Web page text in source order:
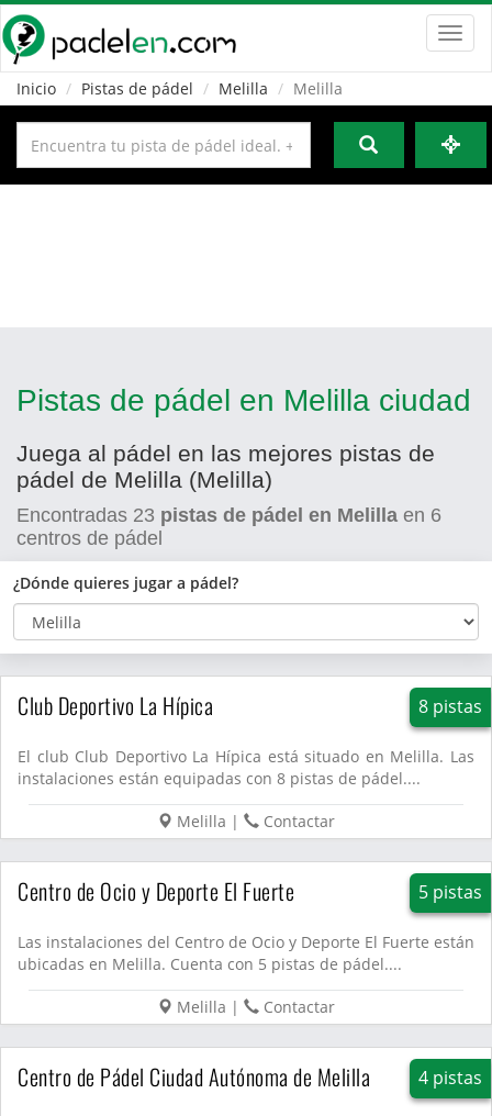
Inicio
Pistas de pádel Melilla Melilla
Pistas de pádel en Melilla ciudad
Juega al pádel en las mejores pistas de
pádel de Melilla (Melilla)
Encontradas 23 pistas de pádel en Melilla en 6
centros de pádel
¿Dónde quieres jugar a pádel?
Club Deportivo La Hípica 8 pistas
El club Club Deportivo La Hípica está situado en Melilla. Las
instalaciones están equipadas con 8 pistas de pádel....
Melilla | Contactar
Centro de Ocio y Deporte El Fuerte 5 pistas
Las instalaciones del Centro de Ocio y Deporte El Fuerte están
ubicadas en Melilla. Cuenta con 5 pistas de pádel....
Melilla | Contactar
Centro de Pádel Ciudad Autónoma de Melilla 4 pistas